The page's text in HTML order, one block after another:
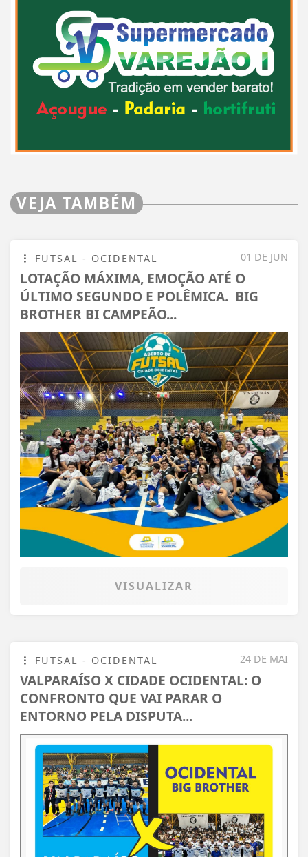
VEJA TAMBÉM
01 DE JUN
FUTSAL - OCIDENTAL
LOTAÇÃO MÁXIMA, EMOÇÃO ATÉ O
ÚLTIMO SEGUNDO E POLÊMICA. BIG
BROTHER BI CAMPEÃO...
VISUALIZAR
24 DE MAI
FUTSAL - OCIDENTAL
VALPARAÍSO X CIDADE OCIDENTAL: O
CONFRONTO QUE VAI PARAR O
ENTORNO PELA DISPUTA...